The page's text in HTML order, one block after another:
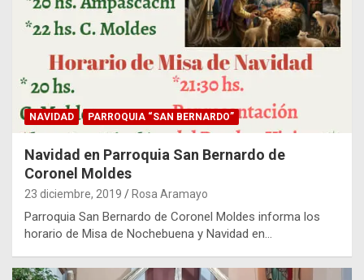
NAVIDAD PARROQUIA “SAN BERNARDO”
Navidad en Parroquia San Bernardo de
Coronel Moldes
23 diciembre, 2019 Rosa Aramayo
Parroquia San Bernardo de Coronel Moldes informa los
horario de Misa de Nochebuena y Navidad en…